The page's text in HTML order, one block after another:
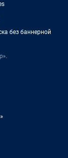
без баннерной